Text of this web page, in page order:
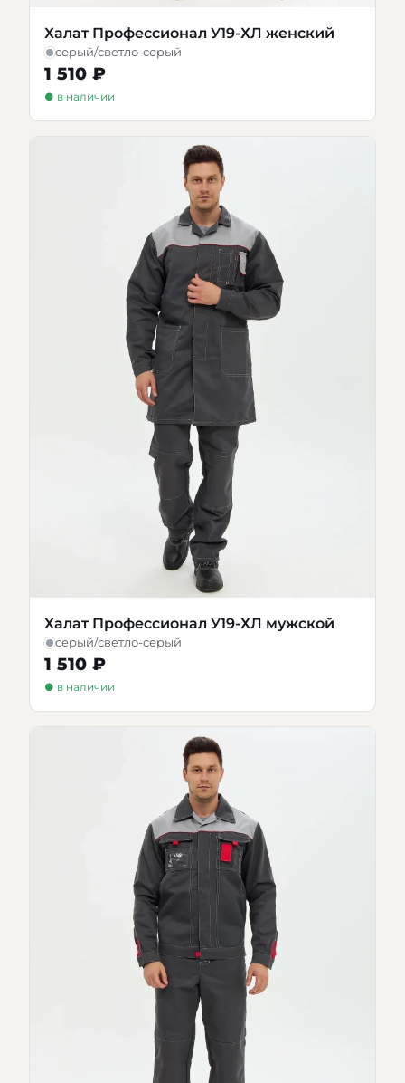
Халат Профессионал У19-ХЛ женский
серый/светло-серый
1 510 ₽
● в наличии
Халат Профессионал У19-ХЛ мужской
серый/светло-серый
1 510 ₽
● в наличии